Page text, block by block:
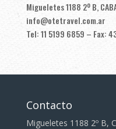
Migueletes 1188 2º B,
info@otetravel.com.ar
Tel: 11 5199 6859 – Fax:
Contacto
Migueletes 1188 2º B,